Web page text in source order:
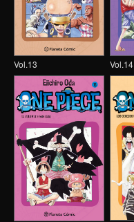
Vol.13 Vol.14